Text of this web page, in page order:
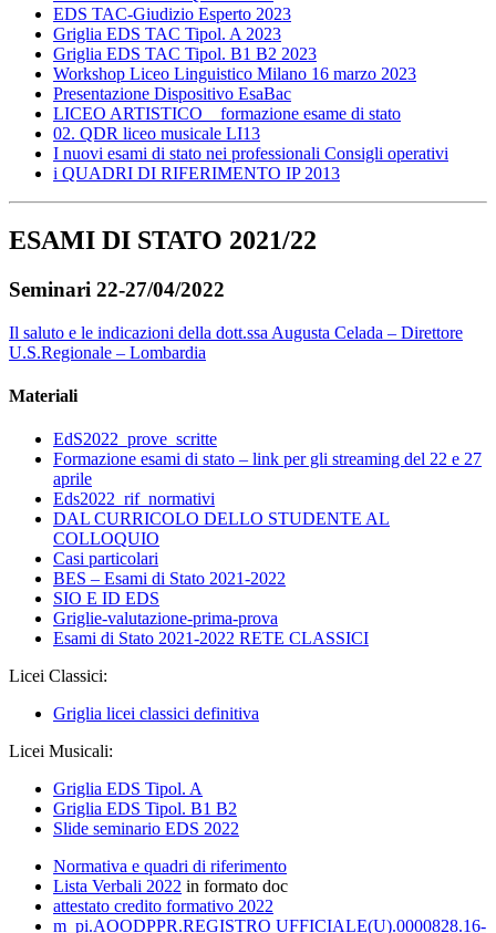
EDS TAC-Giudizio Esperto 2023
Griglia EDS TAC Tipol. A 2023
Griglia EDS TAC Tipol. B1 B2 2023
Workshop Liceo Linguistico Milano 16 marzo 2023
Presentazione Dispositivo EsaBac
LICEO ARTISTICO _ formazione esame di stato
02. QDR liceo musicale LI13
I nuovi esami di stato nei professionali Consigli operativi
i QUADRI DI RIFERIMENTO IP 2013
ESAMI DI STATO 2021/22
Seminari 22-27/04/2022
Il saluto e le indicazioni della dott.ssa Augusta Celada – Direttore
U.S.Regionale – Lombardia
Materiali
EdS2022_prove_scritte
Formazione esami di stato – link per gli streaming del 22 e 27
aprile
Eds2022_rif_normativi
DAL CURRICOLO DELLO STUDENTE AL
COLLOQUIO
Casi particolari
BES – Esami di Stato 2021-2022
SIO E ID EDS
Griglie-valutazione-prima-prova
Esami di Stato 2021-2022 RETE CLASSICI
Licei Classici:
Griglia licei classici definitiva
Licei Musicali:
Griglia EDS Tipol. A
Griglia EDS Tipol. B1 B2
Slide seminario EDS 2022
Normativa e quadri di riferimento
Lista Verbali 2022 in formato doc
attestato credito formativo 2022
m_pi.AOODPPR.REGISTRO UFFICIALE(U).0000828.16-